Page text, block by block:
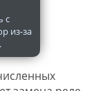
с
из-за